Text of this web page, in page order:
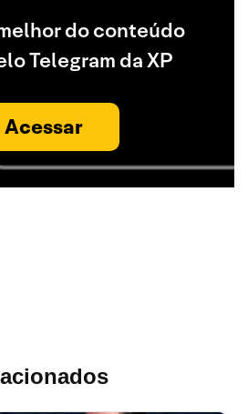
do conteúdo
Telegram da XP
Acessar